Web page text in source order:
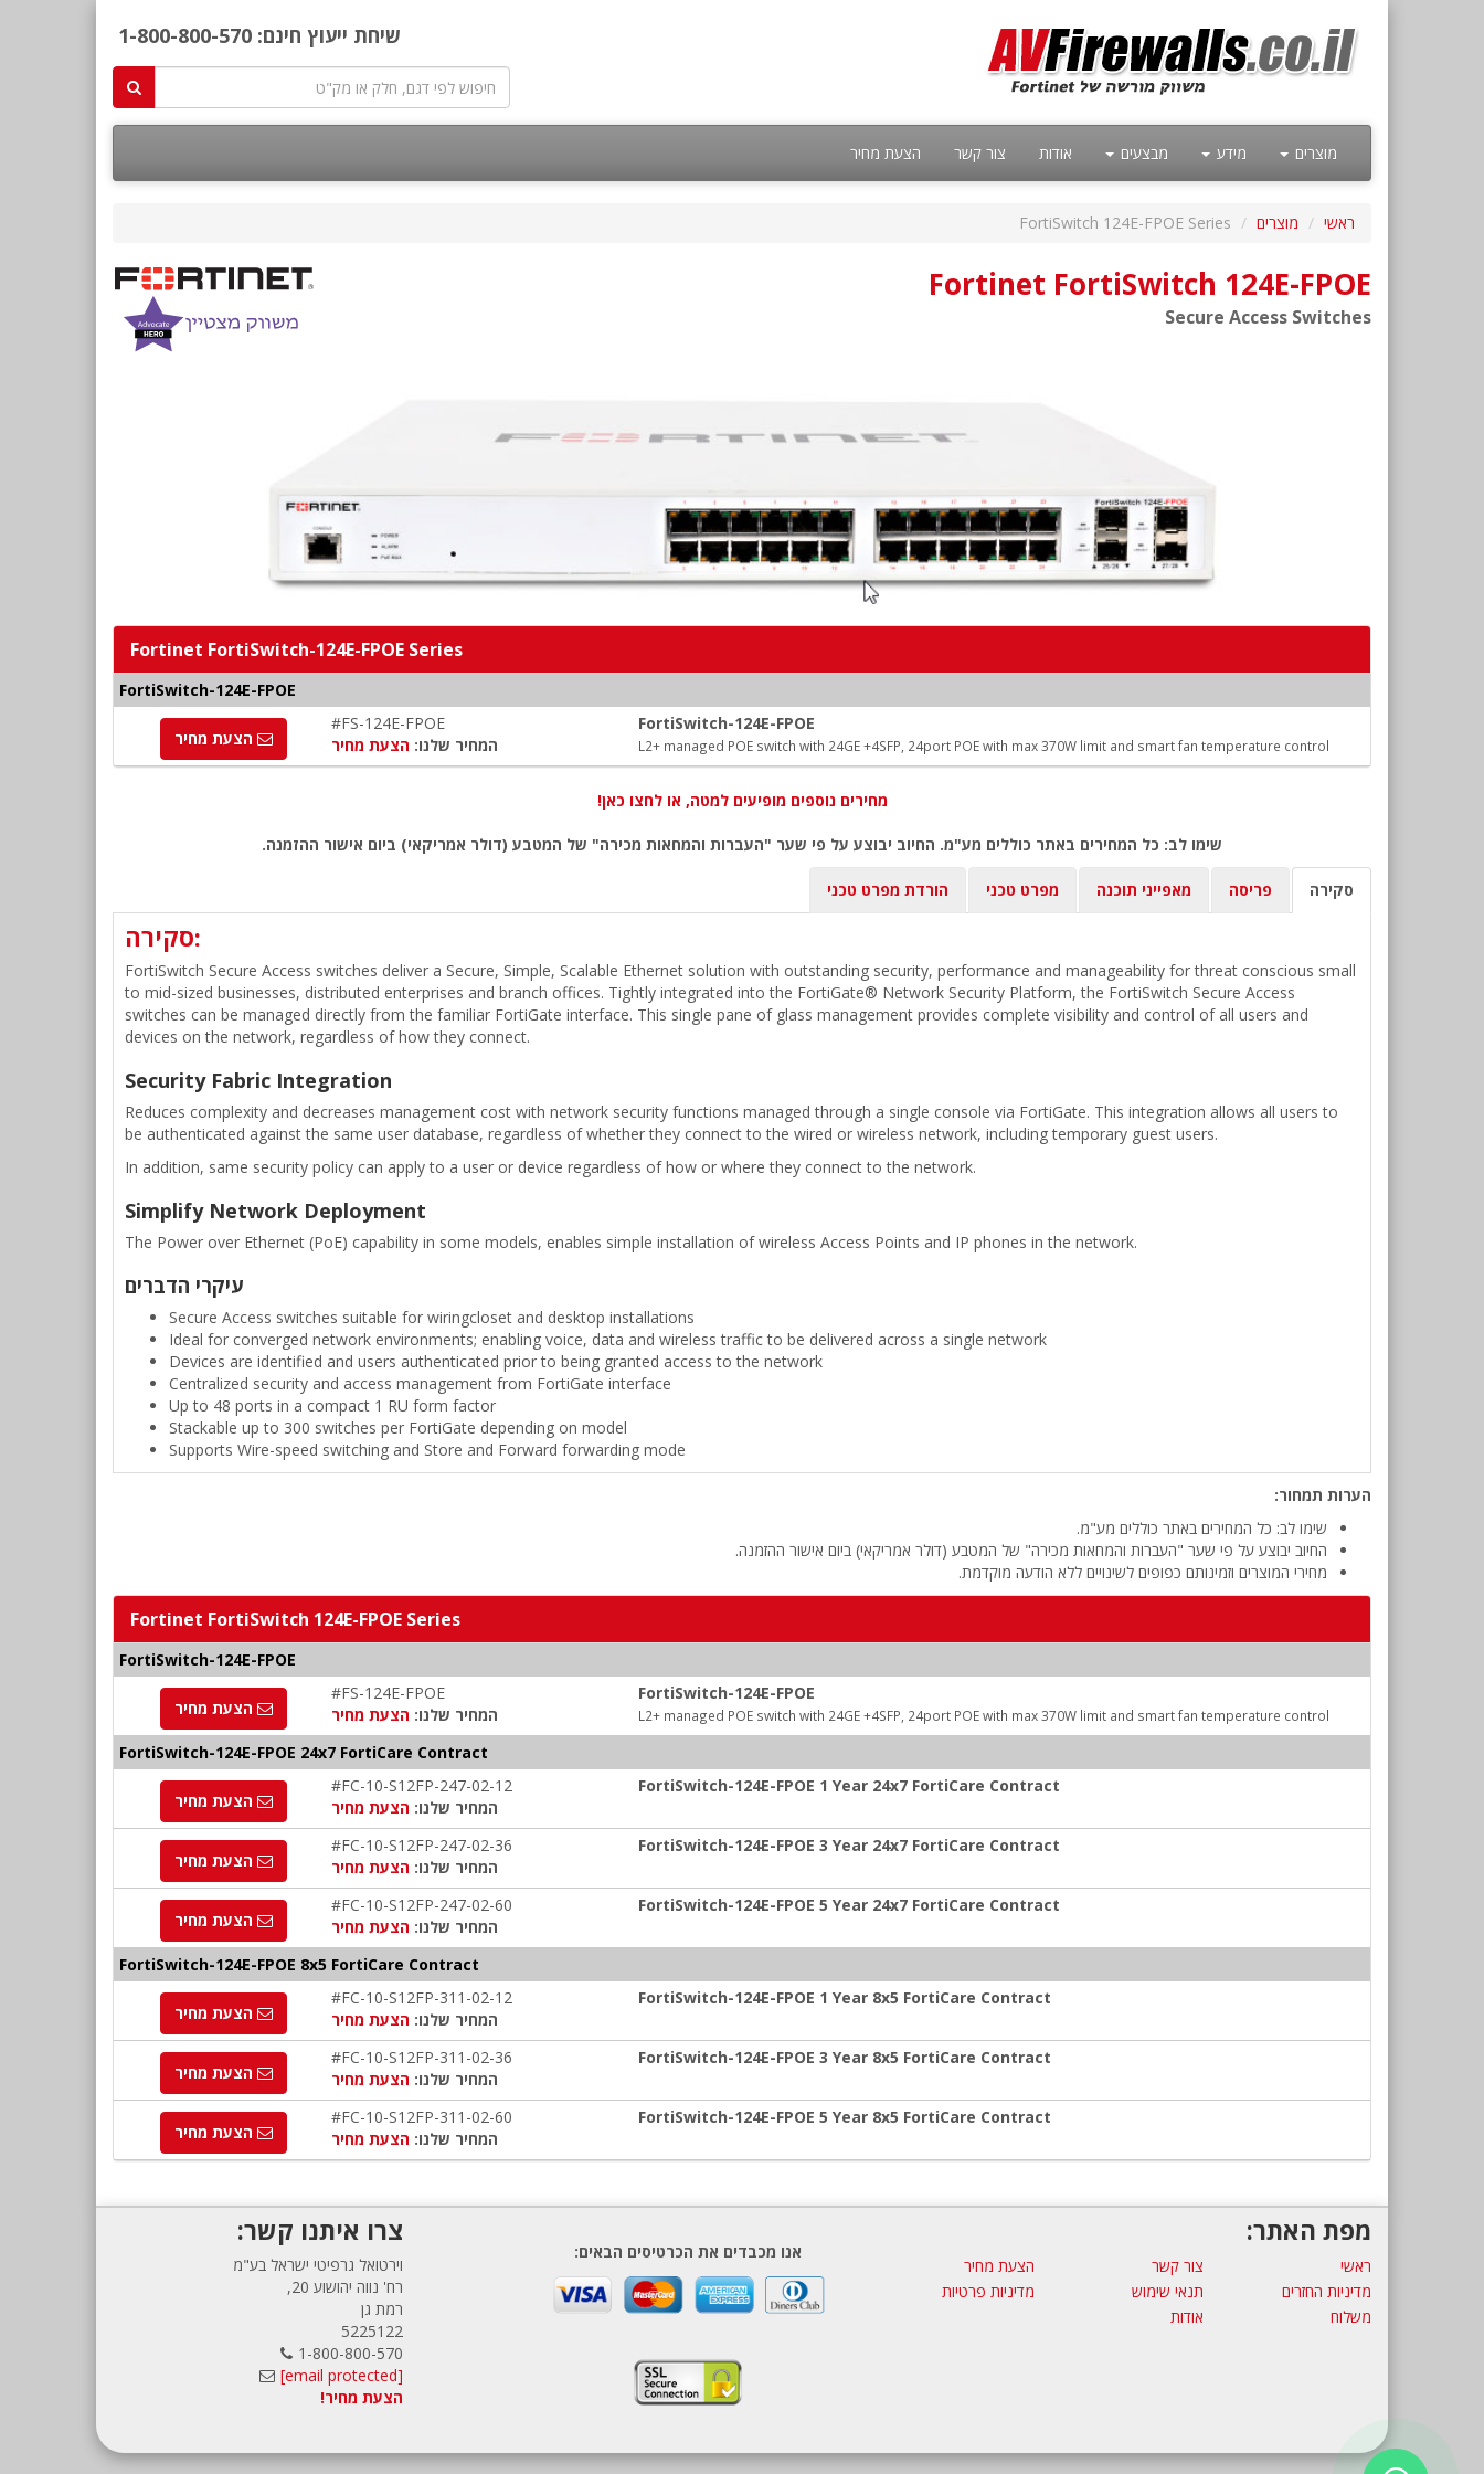
שיחת ייעוץ חינם: 1-800-800-570
מוצרים מידע מבצעים אודות צור קשר הצעת מחיר
ראשי מוצרים FortiSwitch 124E-FPOE Series
Fortinet FortiSwitch 124E-FPOE
Secure Access Switches
Fortinet FortiSwitch-124E-FPOE Series
FortiSwitch-124E-FPOE
FortiSwitch-124E-FPOE
L2+ managed POE switch with 24GE +4SFP, 24port POE with max 370W limit and smart fan temperature control
#FS-124E-FPOE
המחיר שלנו: הצעת מחיר הצעת מחיר
מחירים נוספים מופיעים למטה, או לחצו כאן!
שימו לב: כל המחירים באתר כוללים מע"מ. החיוב יבוצע על פי שער "העברות והמחאות מכירה" של המטבע (דולר אמריקאי) ביום אישור ההזמנה.
סקירה פריסה מאפייני תוכנה מפרט טכני הורדת מפרט טכני
סקירה:
FortiSwitch Secure Access switches deliver a Secure, Simple, Scalable Ethernet solution with outstanding security, performance and manageability for threat conscious small
to mid-sized businesses, distributed enterprises and branch offices. Tightly integrated into the FortiGate® Network Security Platform, the FortiSwitch Secure Access
switches can be managed directly from the familiar FortiGate interface. This single pane of glass management provides complete visibility and control of all users and
devices on the network, regardless of how they connect.
Security Fabric Integration
Reduces complexity and decreases management cost with network security functions managed through a single console via FortiGate. This integration allows all users to
be authenticated against the same user database, regardless of whether they connect to the wired or wireless network, including temporary guest users.
In addition, same security policy can apply to a user or device regardless of how or where they connect to the network.
Simplify Network Deployment
The Power over Ethernet (PoE) capability in some models, enables simple installation of wireless Access Points and IP phones in the network.
עיקרי הדברים
Secure Access switches suitable for wiringcloset and desktop installations
Ideal for converged network environments; enabling voice, data and wireless traffic to be delivered across a single network
Devices are identified and users authenticated prior to being granted access to the network
Centralized security and access management from FortiGate interface
Up to 48 ports in a compact 1 RU form factor
Stackable up to 300 switches per FortiGate depending on model
Supports Wire-speed switching and Store and Forward forwarding mode
הערות תמחור:
שימו לב: כל המחירים באתר כוללים מע"מ.
החיוב יבוצע על פי שער "העברות והמחאות מכירה" של המטבע (דולר אמריקאי) ביום אישור ההזמנה.
מחירי המוצרים וזמינותם כפופים לשינויים ללא הודעה מוקדמת.
Fortinet FortiSwitch 124E-FPOE Series
FortiSwitch-124E-FPOE
FortiSwitch-124E-FPOE
L2+ managed POE switch with 24GE +4SFP, 24port POE with max 370W limit and smart fan temperature control
#FS-124E-FPOE
המחיר שלנו: הצעת מחיר הצעת מחיר
FortiSwitch-124E-FPOE 24x7 FortiCare Contract
FortiSwitch-124E-FPOE 1 Year 24x7 FortiCare Contract
#FC-10-S12FP-247-02-12
המחיר שלנו: הצעת מחיר הצעת מחיר
FortiSwitch-124E-FPOE 3 Year 24x7 FortiCare Contract
#FC-10-S12FP-247-02-36
המחיר שלנו: הצעת מחיר הצעת מחיר
FortiSwitch-124E-FPOE 5 Year 24x7 FortiCare Contract
#FC-10-S12FP-247-02-60
המחיר שלנו: הצעת מחיר הצעת מחיר
FortiSwitch-124E-FPOE 8x5 FortiCare Contract
FortiSwitch-124E-FPOE 1 Year 8x5 FortiCare Contract
#FC-10-S12FP-311-02-12
המחיר שלנו: הצעת מחיר הצעת מחיר
FortiSwitch-124E-FPOE 3 Year 8x5 FortiCare Contract
#FC-10-S12FP-311-02-36
המחיר שלנו: הצעת מחיר הצעת מחיר
FortiSwitch-124E-FPOE 5 Year 8x5 FortiCare Contract
#FC-10-S12FP-311-02-60
המחיר שלנו: הצעת מחיר הצעת מחיר
מפת האתר:
ראשי צור קשר
הצעת מחיר
מדיניות החזרים
תנאי שימוש
מדיניות פרטיות
משלוח
אודות
אנו מכבדים את הכרטיסים הבאים:
צרו איתנו קשר:
וירטואל גרפיטי ישראל בע"מ
רח' נווה יהושוע 20,
רמת גן
5225122
1-800-800-570
[email protected]
הצעת מחיר!